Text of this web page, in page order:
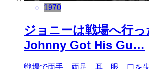
1970
ジョニーは戦場へ行っ
Johnny Got His Gu…
戦場で両手、両足、耳、眼、口を